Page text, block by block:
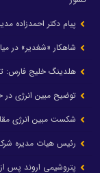
پیام دکتر احمدزاده
شاهکار «شغدیر» در
هلدینگ خلیج فارس:
توضیح مبین انرژی
شکست مبین انرژی
رئیس هیات مدیره